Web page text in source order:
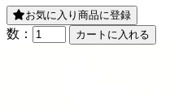
お気に入り商品に登録
数：